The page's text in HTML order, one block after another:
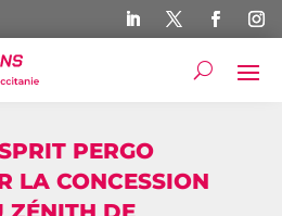
PERGO
LA CONCESSION